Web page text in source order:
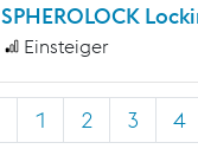
SPHEROLOCK
Einsteiger
1 2 3 4